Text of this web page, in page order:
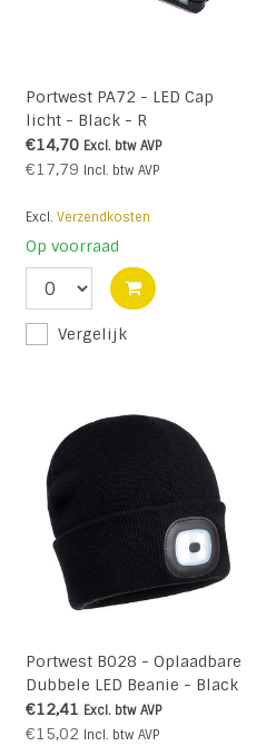
Portwest PA72 - LED Cap
licht - Black - R
€14,70 Excl. btw AVP
€17,79 Incl. btw AVP
Excl. Verzendkosten
Op voorraad
Vergelijk
Portwest B028 - Oplaadbare
Dubbele LED Beanie - Black
- R
€12,41 Excl. btw AVP
€15,02 Incl. btw AVP